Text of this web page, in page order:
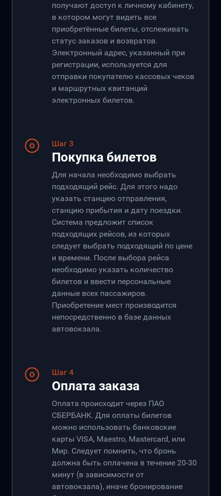
получают доступ к личному кабинету,
в котором могут видеть все
приобретённые билеты, отслеживать
статус заказов и возвратов.
Электронный адрес, указанный при
регистрации, используется для
отправки покупателю кассовых чеков
и маршрутных квитанций
электронных билетов.
Шаг 3
Покупка билетов
Для начала необходимо выбрать
подходящий рейс. Для этого надо
указать станцию отправления,
станцию прибытия и дату поездки.
Система предложит список
подходящих рейсов, из которых
следует выбрать подходящий по цене
и времени. После выбора рейса
необходимо указать количество
билетов и ввести персональные
данные всех пассажиров.
Приобретение мест производится
непосредственно в базе данных
автовокзала.
Шаг 4
Оплата заказа
Оплата происходит через ПАО
СБЕРБАНК. Для оплаты билетов
можно использовать банковские
карты VISA, Maestro, Mastercard, или
Мир. Следует помнить, что бронь
должна быть оплачена в течение 20-30
минут (в зависимости от
автовокзала), иначе бронирование